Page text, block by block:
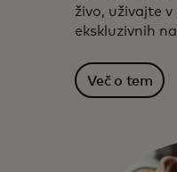
živo, uživajte
ekskluzivnih
Več o tem